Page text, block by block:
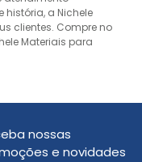
a Nichele
clientes. Compre no
Materiais para
nossas
e novidades